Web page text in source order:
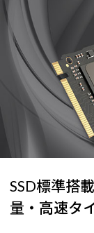
SSD標準搭
量・高速タ